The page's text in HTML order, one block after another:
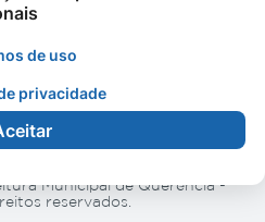
e Rodagens
Municipal de Querência -
reservados.
de uso
privacidade